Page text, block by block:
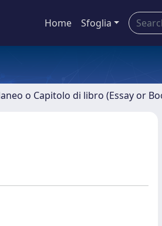
Home Sfoglia
o Capitolo di libro (Essay or